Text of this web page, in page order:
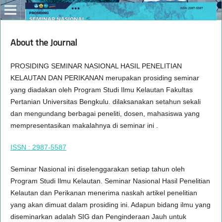
About the Journal
PROSIDING SEMINAR NASIONAL HASIL PENELITIAN
KELAUTAN DAN PERIKANAN merupakan prosiding seminar
yang diadakan oleh Program Studi Ilmu Kelautan Fakultas
Pertanian Universitas Bengkulu. dilaksanakan setahun sekali
dan mengundang berbagai peneliti, dosen, mahasiswa yang
mempresentasikan makalahnya di seminar ini .
ISSN : 2987-5587
Seminar Nasional ini diselenggarakan setiap tahun oleh
Program Studi Ilmu Kelautan. Seminar Nasional Hasil Penelitian
Kelautan dan Perikanan menerima naskah artikel penelitian
yang akan dimuat dalam prosiding ini. Adapun bidang ilmu yang
diseminarkan adalah SIG dan Penginderaan Jauh untuk